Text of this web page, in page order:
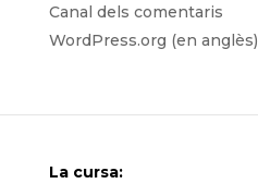
Canal dels comentaris
WordPress.org (en anglès)
La cursa: